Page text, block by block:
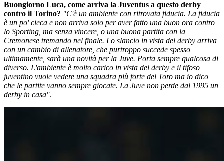
Buongiorno Luca, come arriva la Juventus a questo derby
contro il Torino? "C'è un ambiente con ritrovata fiducia. La fiducia
è un po' cieca e non arriva solo per aver fatto una buon ora contro
lo Sporting, ma senza vincere, o una buona partita con la
Cremonese tremando nel finale. Lo slancio in vista del derby arriva
con un cambio di allenatore, che purtroppo succede spesso
ultimamente, sarà una novità per la Juve. Porta sempre qualcosa di
diverso. L'ambiente è molto carico in vista del derby e il tifoso
juventino vuole vedere una squadra più forte del Toro ma io dico
che le partite vanno sempre giocate. La Juve non perde dal 1995 un
derby in casa".